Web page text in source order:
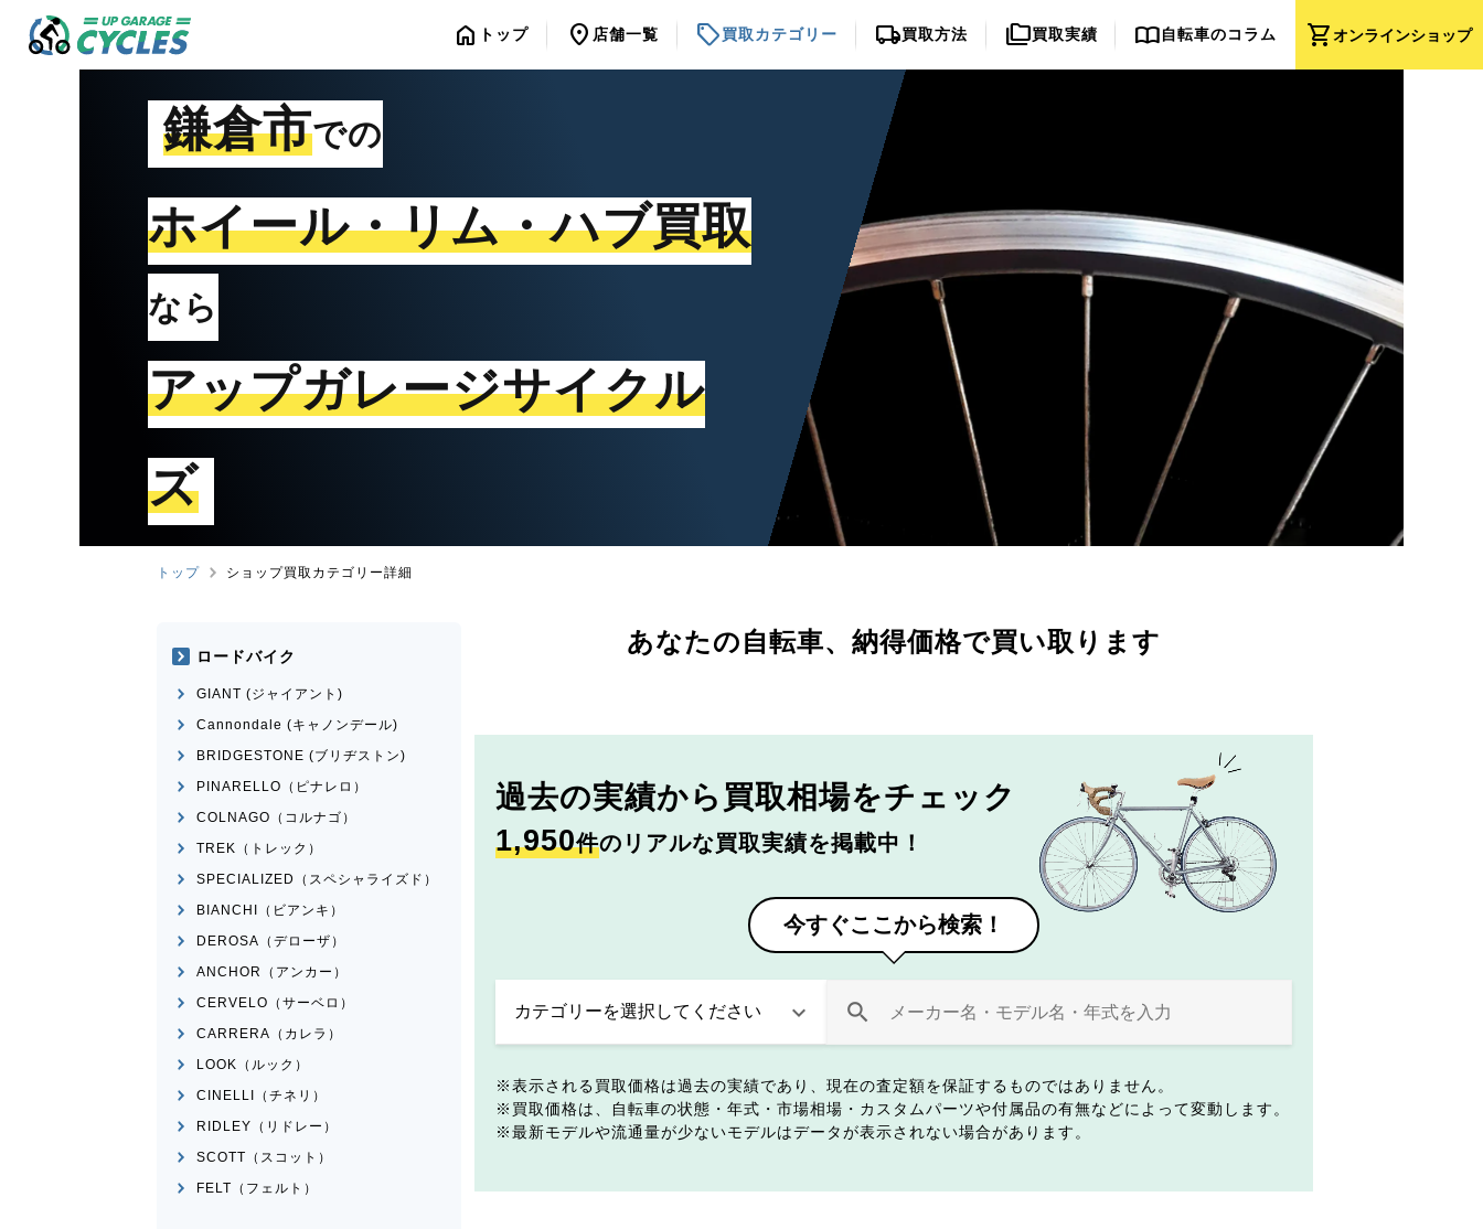
shopping_cartオンラインショップ
home トップ location_on 店舗一覧 sell買取カテゴリー local_shipping買取方法 folder_copy買取実績 import_contacts自転車のコラム
鎌倉市での
ホイール・リム・ハブ買取
なら
アップガレージサイクル
ズ
トップ ショップ買取カテゴリー詳細
あなたの自転車、 納得価格で買い取ります
過去の実績から 買取相場をチェック
1,950件のリアルな買取実績を掲載中！
今すぐここから検索！
表示される買取価格は過去の実績であり、現在の査定額を保証するものではありません。
買取価格は、自転車の状態・年式・市場相場・カスタムパーツや付属品の有無などによって変動します。
最新モデルや流通量が少ないモデルはデータが表示されない場合があります。
ロードバイク
GIANT (ジャイアント)
Cannondale (キャノンデール)
BRIDGESTONE (ブリヂストン)
PINARELLO（ピナレロ）
COLNAGO（コルナゴ）
TREK（トレック）
SPECIALIZED（スペシャライズド）
BIANCHI（ビアンキ）
DEROSA（デローザ）
ANCHOR（アンカー）
CERVELO（サーベロ）
CARRERA（カレラ）
LOOK（ルック）
CINELLI（チネリ）
RIDLEY（リドレー）
SCOTT（スコット）
FELT（フェルト）